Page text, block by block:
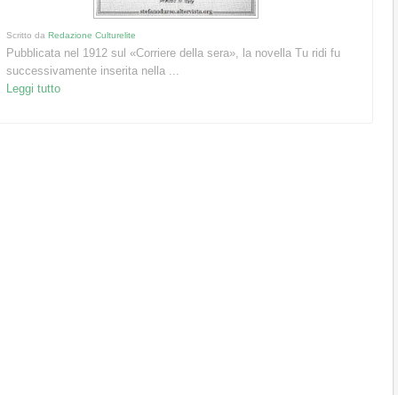
Scritto daRedazione Culturelite
Pubblicata nel 1912 sul «Corriere della sera», la novella Tu ridi fu
successivamente inserita nella ...
Leggi tutto